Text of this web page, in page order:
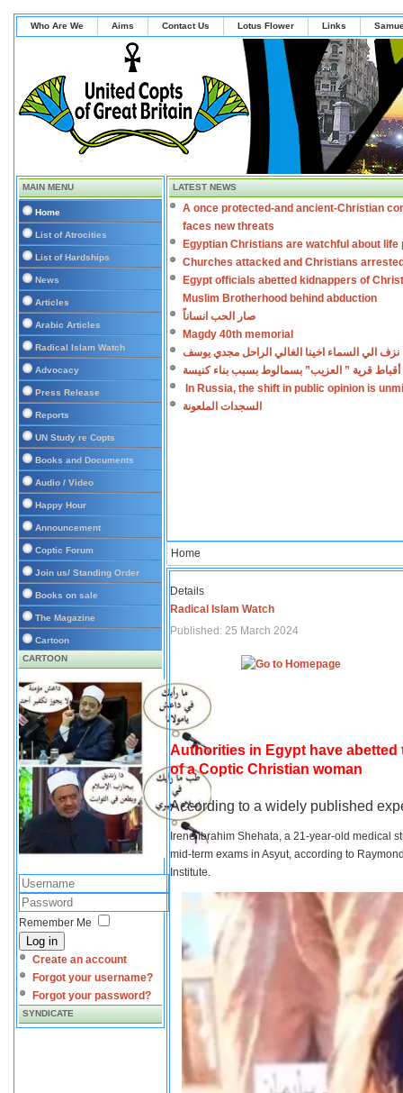
Who Are We Aims Contact Us Lotus Flower Links
MAIN MENU
Home
List of Atrocities
List of Hardships
News
Articles
Arabic Articles
Radical Islam Watch
Advocacy
Press Release
Reports
UN Study re Copts
Books and Documents
Audio / Video
Happy Hour
Announcement
Coptic Forum
Join us/ Standing Order
Books on sale
The Magazine
Cartoon
CARTOON
Remember Me
Log in
Create an account
Forgot your username?
Forgot your password?
SYNDICATE
LATEST NEWS
A once protected-and ancient-Christian
faces new threats
Egyptian Christians are watchful about life
Churches attacked and Christians
Egypt officials abetted kidnappers of
Muslim Brotherhood behind abduction
صار الحب انساناً
Magdy 40th memorial
نزف الي السماء اخينا الغالي الراحل مجدي يوسف
أقباط قرية ” العزيب” بسمالوط بسبب بناء كنيسة
In Russia, the shift in public opinion is
السجدات الملعونة
Home
Details
Radical Islam Watch
Published: 25 March 2024
Authorities in Egypt have
of a Coptic Christian woman
According to a widely published
Irene Ibrahim Shehata, a 21-year-old medical
mid-term exams in Asyut, according to
Institute.